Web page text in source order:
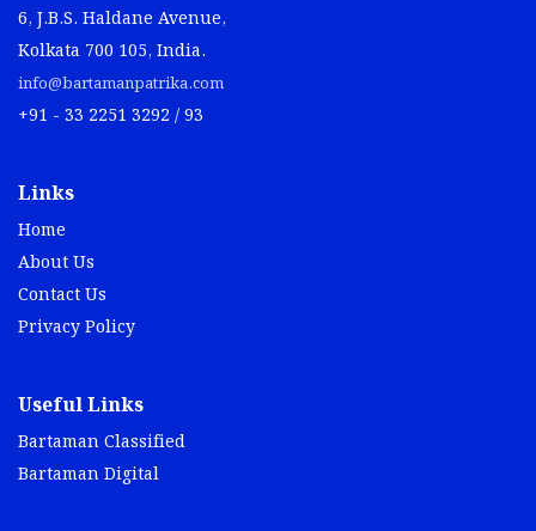
6, J.B.S. Haldane Avenue,
Kolkata 700 105, India.
info@bartamanpatrika.com
+91 - 33 2251 3292 / 93
Links
Home
About Us
Contact Us
Privacy Policy
Useful Links
Bartaman Classified
Bartaman Digital